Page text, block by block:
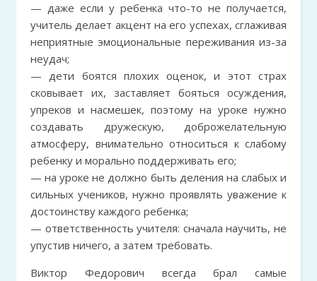
— даже если у ребенка что-то не получается,
учитель делает акцент на его успехах, сглаживая
неприятные эмоциональные переживания из-за
неудач;
— дети боятся плохих оценок, и этот страх
сковывает их, заставляет бояться осуждения,
упреков и насмешек, поэтому на уроке нужно
создавать дружескую, доброжелательную
атмосферу, внимательно относиться к слабому
ребенку и морально поддерживать его;
— на уроке не должно быть деления на слабых и
сильных учеников, нужно проявлять уважение к
достоинству каждого ребенка;
— ответственность учителя: сначала научить, не
упустив ничего, а затем требовать.
Виктор Федорович всегда брал самые